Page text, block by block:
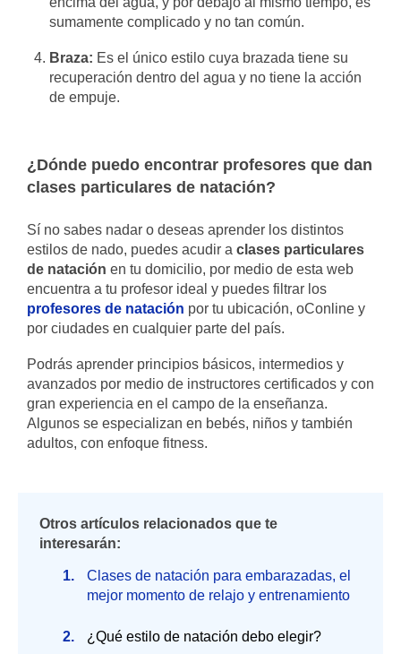
sumamente complicado y no tan común.
Braza: Es el único estilo cuya brazada tiene su
recuperación dentro del agua y no tiene la acción
de empuje.
¿Dónde puedo encontrar profesores que dan
clases particulares de natación?
Sí no sabes nadar o deseas aprender los distintos
estilos de nado, puedes acudir a clases particulares
de natación en tu domicilio, por medio de esta web
encuentra a tu profesor ideal y puedes filtrar los
profesores de natación por tu ubicación, oConline y
por ciudades en cualquier parte del país.
Podrás aprender principios básicos, intermedios y
avanzados por medio de instructores certificados y con
gran experiencia en el campo de la enseñanza.
Algunos se especializan en bebés, niños y también
adultos, con enfoque fitness.
Otros artículos relacionados que te
interesarán:
Clases de natación para embarazadas, el
mejor momento de relajo y entrenamiento
¿Qué estilo de natación debo elegir?